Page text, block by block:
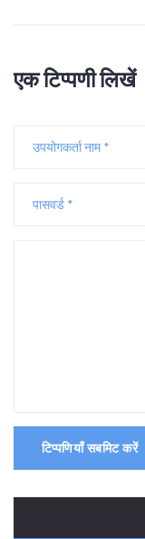
एक टिप्पणी लिखें
टिप्पणियाँ सबमिट करें